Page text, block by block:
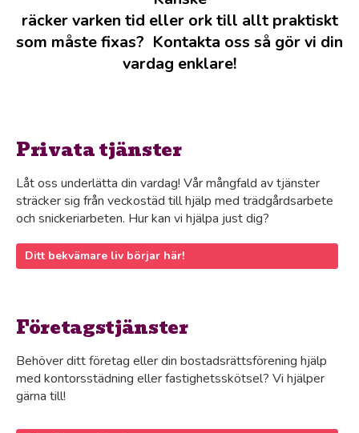
räcker varken tid eller ork till allt praktiskt
som måste fixas? Kontakta oss så gör vi din
vardag enklare!
Privata tjänster
Låt oss underlätta din vardag! Vår mångfald av tjänster
sträcker sig från veckostäd till hjälp med trädgårdsarbete
och snickeriarbeten. Hur kan vi hjälpa just dig?
Ditt bekvämare liv börjar här!
Företagstjänster
Behöver ditt företag eller din bostadsrättsförening hjälp
med kontorsstädning eller fastighetsskötsel? Vi hjälper
gärna till!